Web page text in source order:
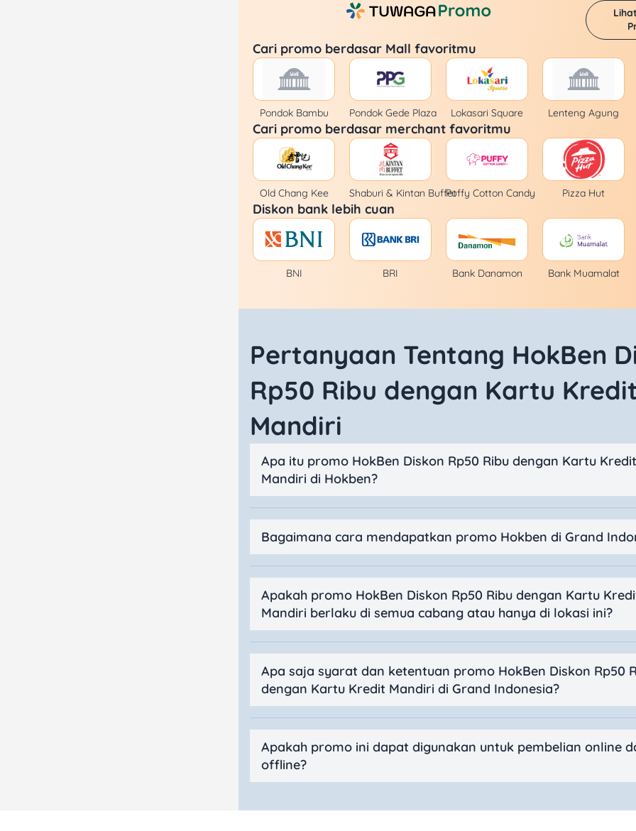
Cari promo berdasar Mall favoritmu
Pondok Bambu Pondok Gede Plaza Lokasari Square Lenteng Agung
Cari promo berdasar merchant favoritmu
Old Chang Kee Shaburi & Kintan BuffetPuffy Cotton Candy Pizza Hut
Diskon bank lebih cuan
BNI BRI Bank Danamon Bank Muamalat
Pertanyaan Tentang HokBen
Rp50 Ribu dengan Kartu Kredit
Mandiri
Apa itu promo HokBen Diskon Rp50 Ribu dengan Kartu Kredit
Mandiri di Hokben?
Bagaimana cara mendapatkan promo Hokben di Grand
Apakah promo HokBen Diskon Rp50 Ribu dengan Kartu
Mandiri berlaku di semua cabang atau hanya di lokasi ini?
Apa saja syarat dan ketentuan promo HokBen Diskon Rp50
dengan Kartu Kredit Mandiri di Grand Indonesia?
Apakah promo ini dapat digunakan untuk pembelian online
offline?